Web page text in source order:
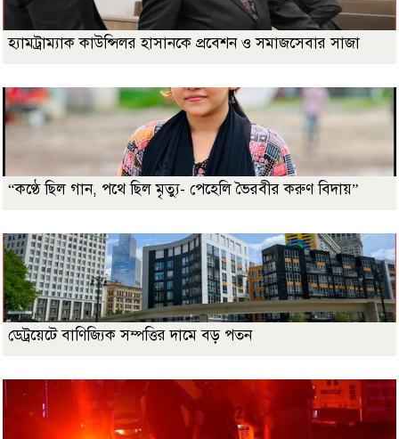
হ্যামট্রাম্যাক কাউন্সিলর হাসানকে প্রবেশন ও সমাজসেবার সাজা
“কণ্ঠে ছিল গান, পথে ছিল মৃত্যু- পেহেলি ভৈরবীর করুণ বিদায়”
ডেট্রয়েটে বাণিজ্যিক সম্পত্তির দামে বড় পতন